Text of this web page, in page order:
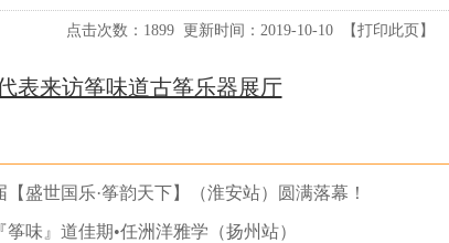
点击次数： 1899 更新时间：2019-10-10 【打印此页 】
表来访筝味道古筝乐器展厅
【盛世国乐·筝韵天下】（淮安站）圆满落幕！
筝味』道佳期•任洲洋雅学（扬州站）